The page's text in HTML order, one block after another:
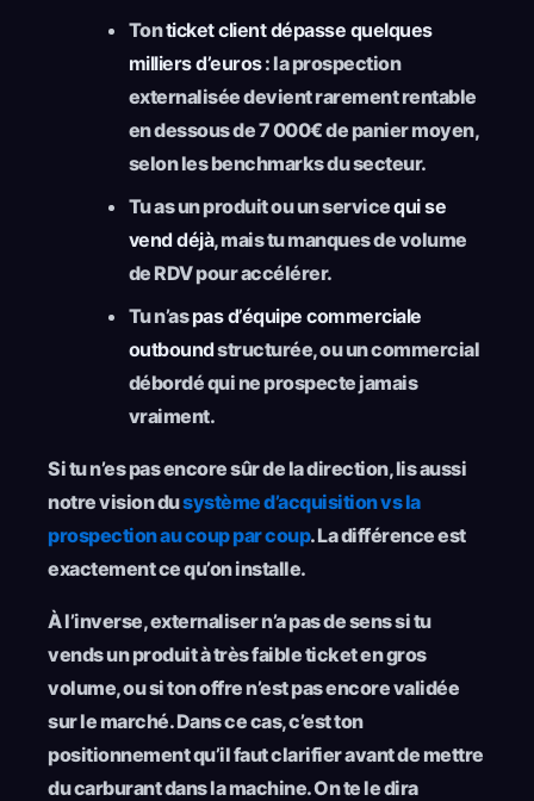
Tonticket client dépasse quelques
milliers d’euros: la prospection
externalisée devient rarement rentable
en dessous de 7 000€ de panier moyen,
selon les benchmarks du secteur.
Tu as un produit ou un servicequi se
vend déjà, mais tu manques de volume
de RDV pour accélérer.
Tu n’aspas d’équipe commerciale
outboundstructurée, ou un commercial
débordé qui ne prospecte jamais
vraiment.
Si tu n’es pas encore sûr de la direction, lis aussi
notre vision dusystème d’acquisition vs la
prospection au coup par coup. La différence est
exactement ce qu’on installe.
À l’inverse, externaliser n’a pas de sens si tu
vends un produit à très faible ticket en gros
volume, ou si ton offre n’est pas encore validée
sur le marché. Dans ce cas, c’est ton
positionnement qu’il faut clarifier avant de mettre
du carburant dans la machine. On te le dira